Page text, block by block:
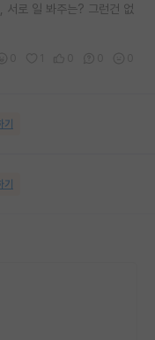
서로 일 봐주는? 그런건 없